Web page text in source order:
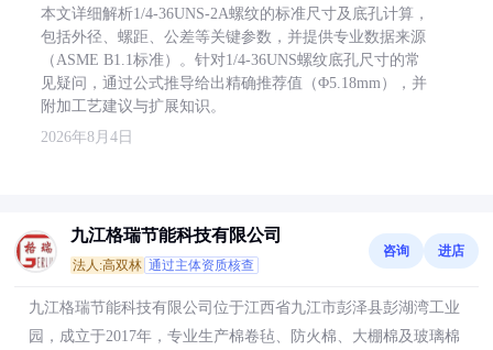
本文详细解析1/4-36UNS-2A螺纹的标准尺寸及底孔计算，
包括外径、螺距、公差等关键参数，并提供专业数据来源
（ASME B1.1标准）。针对1/4-36UNS螺纹底孔尺寸的常
见疑问，通过公式推导给出精确推荐值（Φ5.18mm），并
附加工艺建议与扩展知识。
2026年8月4日
九江格瑞节能科技有限公司
法人:高双林 通过主体资质核查
咨询 进店
九江格瑞节能科技有限公司位于江西省九江市彭泽县彭湖湾工业
园，成立于2017年，专业生产棉卷毡、防火棉、大棚棉及玻璃棉